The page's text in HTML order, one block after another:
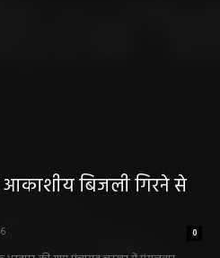
आकाशीय बिजली गिरने से
0